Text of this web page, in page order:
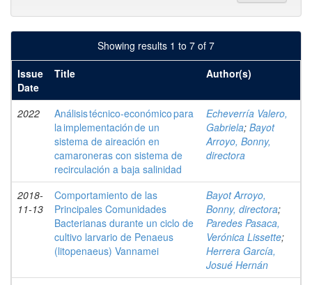
Showing results 1 to 7 of 7
Issue
Date
Title Author(s)
2022
Análisis técnico-económico para
la implementación de un
sistema de aireación en
camaroneras con sistema de
recirculación a baja salinidad
Echeverría Valero,
Gabriela; Bayot
Arroyo, Bonny,
directora
2018-
11-13
Comportamiento de las
Principales Comunidades
Bacterianas durante un ciclo de
cultivo larvario de Penaeus
(litopenaeus) Vannamei
Bayot Arroyo,
Bonny, directora;
Paredes Pasaca,
Verónica Lissette;
Herrera García,
Josué Hernán